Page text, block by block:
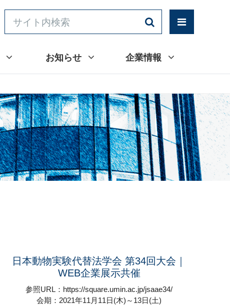
お知らせ 企業情報
日本動物実験代替法学会 第34回大会｜
WEB企業展示共催
参照URL：https://square.umin.ac.jp/jsaae34/
会期：2021年11月11日(木)～13日(土)